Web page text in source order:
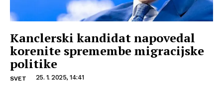
Kanclerski kandidat napovedal
korenite spremembe migracijske
politike
SVET 25. 1. 2025, 14:41